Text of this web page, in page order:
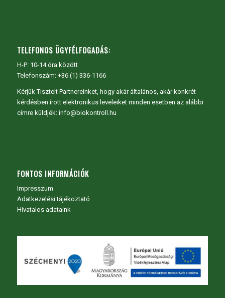
TELEFONOS ÜGYFÉLFOGADÁS:
H-P: 10-14 óra között
Telefonszám: +36 (1) 336-1166
Kérjük Tisztelt Partnereinket, hogy akár általános, akár konkrét
kérdésben írott elektronikus leveleiket minden esetben az alábbi
címre küldjék: info@biokontroll.hu
FONTOS INFORMÁCIÓK
Impresszum
Adatkezelési tájékoztató
Hivatalos adataink